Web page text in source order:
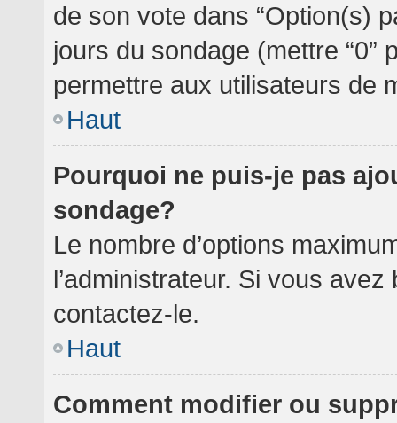
de son vote dans “Option(s)
jours du sondage (mettre “0”
permettre aux utilisateurs de
Haut
Pourquoi ne puis-je pas
sondage?
Le nombre d’options
l’administrateur. Si vous
contactez-le.
Haut
Comment modifier ou